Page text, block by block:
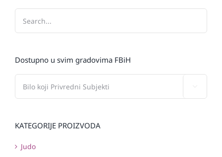
Dostupno u svim gradovima FBiH
KATEGORIJE PROIZVODA
Judo